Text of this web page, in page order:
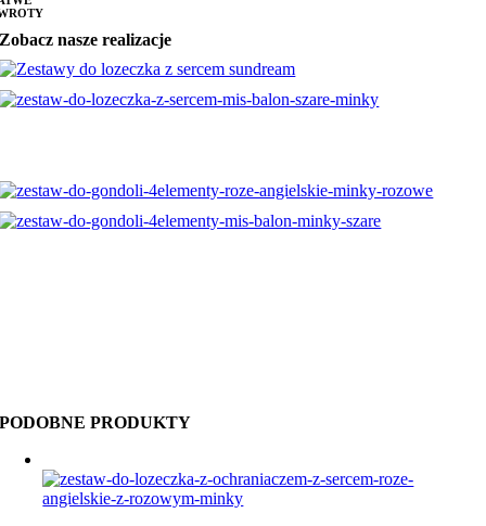
Zobacz nasze realizacje
PODOBNE PRODUKTY